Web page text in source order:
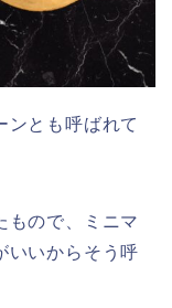
ンとも呼ばれて
もので、ミニマ
いいからそう呼